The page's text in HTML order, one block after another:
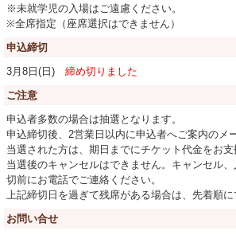
※未就学児の入場はご遠慮ください。
※全席指定（座席選択はできません）
申込締切
3月8日(日) 締め切りました
ご注意
申込者多数の場合は抽選となります。
申込締切後、2営業日以内に申込者へご案内のメ
当選された方は、期日までにチケット代金をお支
当選後のキャンセルはできません。キャンセル
切前にお電話でご連絡ください。
上記締切日を過ぎて残席がある場合は、先着順に
お問い合せ